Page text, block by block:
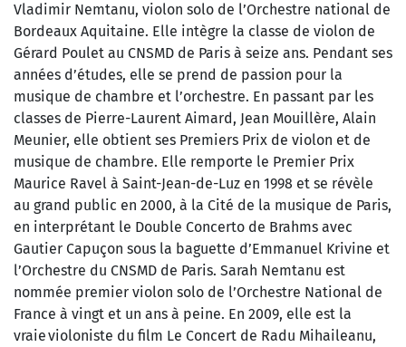
Vladimir Nemtanu, violon solo de l’Orchestre national de
Bordeaux Aquitaine. Elle intègre la classe de violon de
Gérard Poulet au CNSMD de Paris à seize ans. Pendant ses
années d’études, elle se prend de passion pour la
musique de chambre et l’orchestre. En passant par les
classes de Pierre-Laurent Aimard, Jean Mouillère, Alain
Meunier, elle obtient ses Premiers Prix de violon et de
musique de chambre. Elle remporte le Premier Prix
Maurice Ravel à Saint-Jean-de-Luz en 1998 et se révèle
au grand public en 2000, à la Cité de la musique de Paris,
en interprétant le Double Concerto de Brahms avec
Gautier Capuçon sous la baguette d’Emmanuel Krivine et
l’Orchestre du CNSMD de Paris. Sarah Nemtanu est
nommée premier violon solo de l’Orchestre National de
France à vingt et un ans à peine. En 2009, elle est la
vraie violoniste du film Le Concert de Radu Mihaileanu,